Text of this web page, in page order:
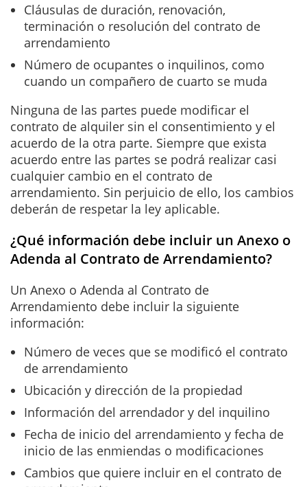
Cláusulas de duración, renovación,
terminación o resolución del contrato de
arrendamiento
Número de ocupantes o inquilinos, como
cuando un compañero de cuarto se muda
Ninguna de las partes puede modificar el
contrato de alquiler sin el consentimiento y el
acuerdo de la otra parte. Siempre que exista
acuerdo entre las partes se podrá realizar casi
cualquier cambio en el contrato de
arrendamiento. Sin perjuicio de ello, los cambios
deberán de respetar la ley aplicable.
¿Qué información debe incluir un Anexo o
Adenda al Contrato de Arrendamiento?
Un Anexo o Adenda al Contrato de
Arrendamiento debe incluir la siguiente
información:
Número de veces que se modificó el contrato
de arrendamiento
Ubicación y dirección de la propiedad
Información del arrendador y del inquilino
Fecha de inicio del arrendamiento y fecha de
inicio de las enmiendas o modificaciones
Cambios que quiere incluir en el contrato de